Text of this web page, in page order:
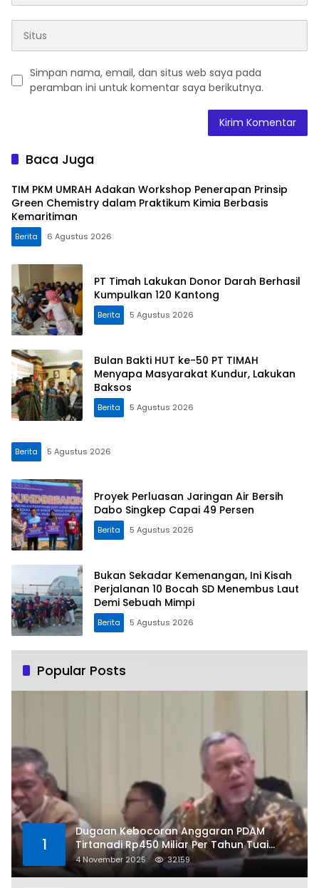
Simpan nama, email, dan situs web saya pada
peramban ini untuk komentar saya berikutnya.
Baca Juga
TIM PKM UMRAH Adakan Workshop Penerapan Prinsip
Green Chemistry dalam Praktikum Kimia Berbasis
Kemaritiman
Berita 6 Agustus 2026
PT Timah Lakukan Donor Darah Berhasil
Kumpulkan 120 Kantong
Berita 5 Agustus 2026
Bulan Bakti HUT ke-50 PT TIMAH
Menyapa Masyarakat Kundur, Lakukan
Baksos
Berita 5 Agustus 2026
Berita 5 Agustus 2026
Proyek Perluasan Jaringan Air Bersih
Dabo Singkep Capai 49 Persen
Berita 5 Agustus 2026
Bukan Sekadar Kemenangan, Ini Kisah
Perjalanan 10 Bocah SD Menembus Laut
Demi Sebuah Mimpi
Berita 5 Agustus 2026
Popular Posts
1
Dugaan Kebocoran Anggaran PDAM
Tirtanadi Rp450 Miliar Per Tahun Tuai
Kritikan
4 November 2025 32159